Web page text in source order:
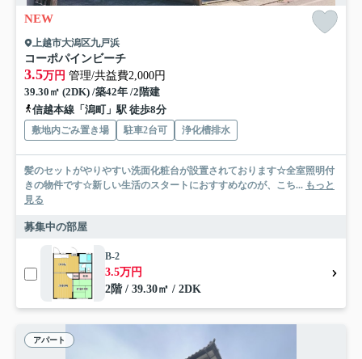
NEW
上越市大潟区九戸浜
コーポパインビーチ
3.5万円 管理/共益費2,000円
39.30㎡ (2DK) /築42年 /2階建
信越本線「潟町」駅 徒歩8分
敷地内ごみ置き場 駐車2台可 浄化槽排水
髪のセットがやりやすい洗面化粧台が設置されております☆全室照明付
きの物件です☆新しい生活のスタートにおすすめなのが、こち... もっと
見る
募集中の部屋
B-2
3.5万円
2階 / 39.30㎡ / 2DK
アパート